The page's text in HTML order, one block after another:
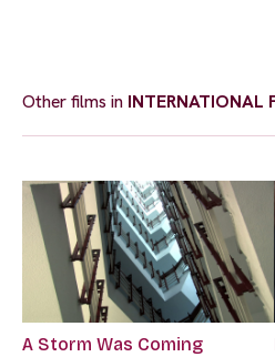
Other films in INTERNATIONAL
A Storm Was Coming